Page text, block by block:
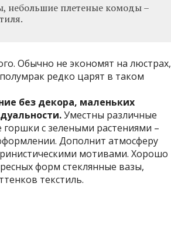
небольшие плетеные комоды –
Обычно не экономят на люстрах,
редко царят в таком
без декора, маленьких
Уместны различные
с зелеными растениями –
Дополнит атмосферу
мотивами. Хорошо
форм стеклянные вазы,
текстиль.